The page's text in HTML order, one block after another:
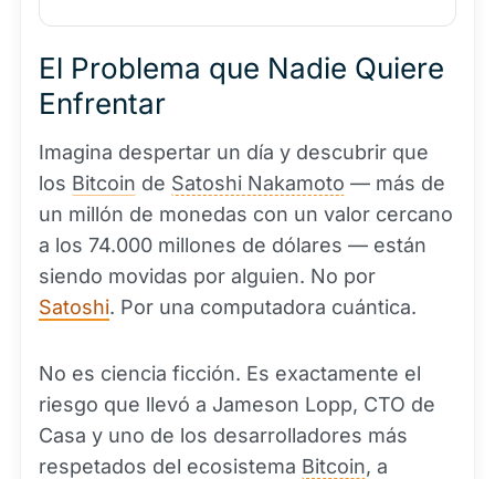
El Problema que Nadie Quiere
Enfrentar
Imagina despertar un día y descubrir que
los Bitcoin de Satoshi Nakamoto — más de
un millón de monedas con un valor cercano
a los 74.000 millones de dólares — están
siendo movidas por alguien. No por
Satoshi. Por una computadora cuántica.
No es ciencia ficción. Es exactamente el
riesgo que llevó a Jameson Lopp, CTO de
Casa y uno de los desarrolladores más
respetados del ecosistema Bitcoin, a